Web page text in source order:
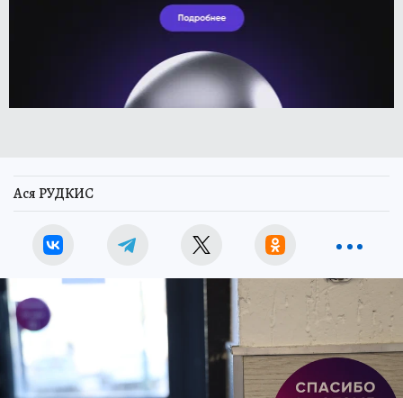
Ася РУДКИС